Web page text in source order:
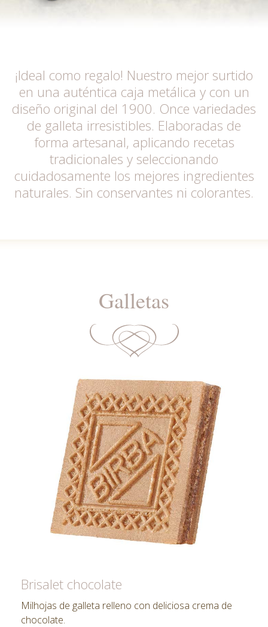
¡Ideal como regalo! Nuestro mejor surtido
en una auténtica caja metálica y con un
diseño original del 1900. Once variedades
de galleta irresistibles. Elaboradas de
forma artesanal, aplicando recetas
tradicionales y seleccionando
cuidadosamente los mejores ingredientes
naturales. Sin conservantes ni colorantes.
Galletas
Brisalet chocolate
Milhojas de galleta relleno con deliciosa crema de
chocolate.